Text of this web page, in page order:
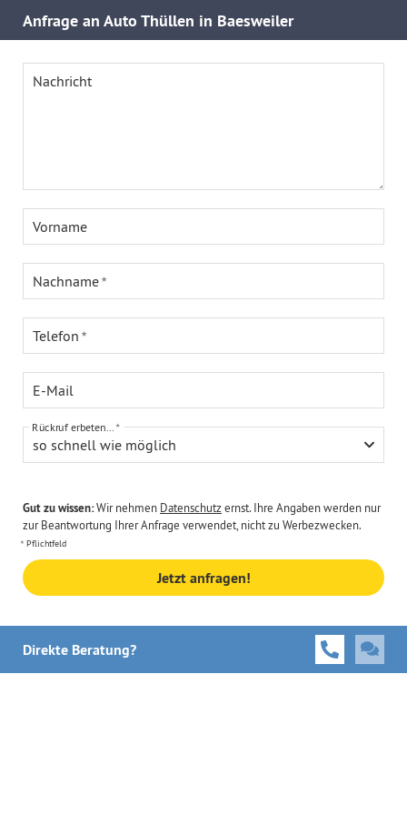
Anfrage an Auto Thüllen in Baesweiler
Nachricht
Vorname
Nachname
Telefon
E-Mail
so schnell wie möglich
Rückruf erbeten...
Gut zu wissen:Wir nehmen Datenschutzernst. Ihre Angaben werden nur
zur Beantwortung Ihrer Anfrage verwendet, nicht zu Werbezwecken.
Pflichtfeld
Jetzt anfragen!
Direkte Beratung?